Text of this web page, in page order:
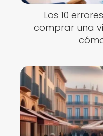
Los 10
comprar una